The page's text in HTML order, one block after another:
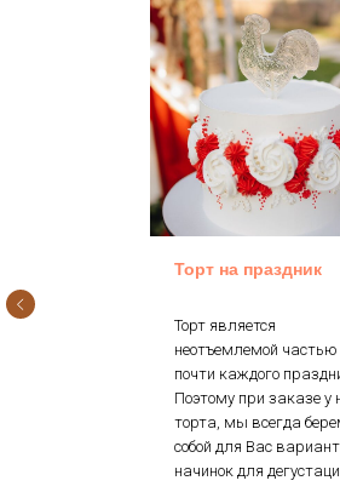
Торт на праздник
Торт является
неотъемлемой частью
почти каждого
Поэтому при заказе у
торта, мы всегда
собой для Вас
начинок для